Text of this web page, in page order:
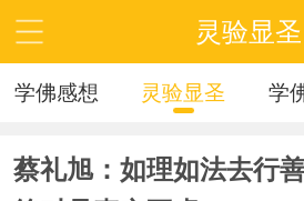
灵验显圣
学佛感想 灵验显圣 学
蔡礼旭：如理如法去行